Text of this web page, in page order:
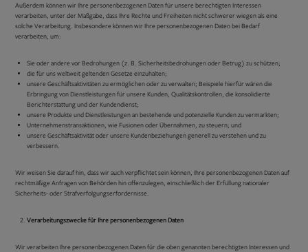
Außerdem können wir Ihre personenbezogenen Daten für unsere berechtigten Interessen
verarbeiten, unter der Maßgabe, dass Ihre Rechte und Freiheiten nicht schwerer wiegen als eine
solche Verarbeitung. Insbesondere können wir Ihre personenbezogenen Daten bei Bedarf
verarbeiten, um:
Sie oder andere vor Bedrohungen (z. B. Sicherheitsbedrohungen oder Betrug) zu schützen;
die für uns weltweit geltenden Gesetze einzuhalten;
unsere Geschäftsaktivitäten zu ermöglichen oder zu verwalten; Beispiele hierfür wären die
Erbringung von Dienstleistungen für unsere Kunden, Qualitätskontrollen, die konsolidierte
Berichterstattung und der Kundendienst;
unsere Produkte und Dienstleistungen an bestehende und potenzielle Kunden zu vermarkten;
Unternehmenstransaktionen, wie Fusionen oder Übernahmen, zu steuern; und
unsere Geschäftsaktivität oder unsere Kundenbeziehungen generell zu verstehen und zu
verbessern.
Wir weisen Sie darauf hin, dass wir auch verpflichtet sein können, Ihre personenbezogenen Daten auf
rechtmäßige Anfragen von Behörden hin offenzulegen, einschließlich der Erfüllung nationaler
Sicherheits- oder Strafverfolgungserfordernisse.
Verarbeitungszwecke für Ihre personenbezogenen Daten
Wir verarbeiten Ihre personenbezogenen Daten für die oben genannten berechtigten Interessen und